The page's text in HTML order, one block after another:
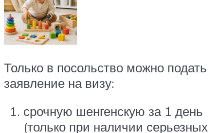
Только в посольство можно подать
заявление на визу:
срочную шенгенскую за 1 день
(только при наличии серьезных